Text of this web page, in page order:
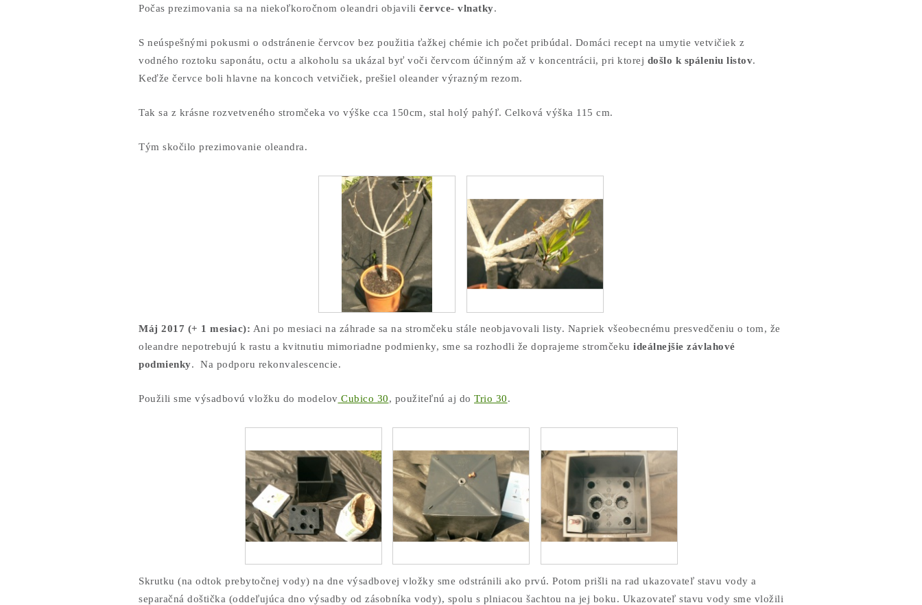
Počas prezimovania sa na niekoľkoročnom oleandri objavili červce- vlnatky.
S neúspešnými pokusmi o odstránenie červcov bez použitia ťažkej chémie ich počet pribúdal. Domáci recept na umytie vetvičiek z
vodného roztoku saponátu, octu a alkoholu sa ukázal byť voči červcom účinným až v koncentrácii, pri ktorej došlo k spáleniu listov.
Keďže červce boli hlavne na koncoch vetvičiek, prešiel oleander výrazným rezom.
Tak sa z krásne rozvetveného stromčeka vo výške cca 150cm, stal holý pahýľ. Celková výška 115 cm.
Tým skočilo prezimovanie oleandra.
Máj 2017 (+ 1 mesiac): Ani po mesiaci na záhrade sa na stromčeku stále neobjavovali listy. Napriek všeobecnému presvedčeniu o tom, že
oleandre nepotrebujú k rastu a kvitnutiu mimoriadne podmienky, sme sa rozhodli že doprajeme stromčeku ideálnejšie závlahové
podmienky. Na podporu rekonvalescencie.
Použili sme výsadbovú vložku do modelov Cubico 30, použiteľnú aj do Trio 30.
Skrutku (na odtok prebytočnej vody) na dne výsadbovej vložky sme odstránili ako prvú. Potom prišli na rad ukazovateľ stavu vody a
separačná doštička (oddeľujúca dno výsadby od zásobníka vody), spolu s plniacou šachtou na jej boku. Ukazovateľ stavu vody sme vložili